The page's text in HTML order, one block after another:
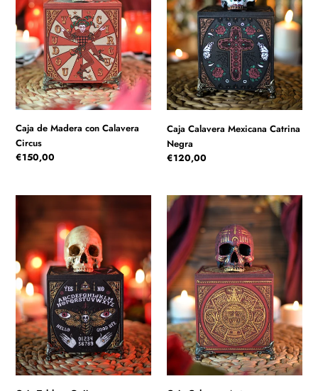
i
ó
n
:
Circus
Caja de Madera con Calavera
Circus
Precio
€150,00
Caja Calavera Mexicana Catrina
Negra
Precio
€120,00
Caja
Tablero
Ouija
Caja
Calavera
Azteca